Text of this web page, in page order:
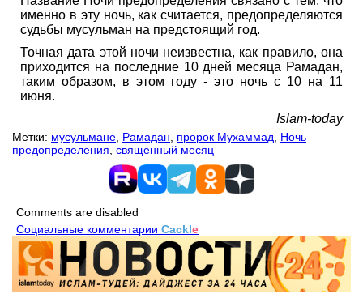
именно в эту ночь, как считается, предопределяются
судьбы мусульман на предстоящий год.
Точная дата этой ночи неизвестна, как правило, она
приходится на последние 10 дней месяца Рамадан,
таким образом, в этом году - это ночь с 10 на 11
июня.
Islam-today
Метки: мусульмане Рамадан пророк Мухаммад
Ночь
предопределения священный месяц
Comments are disabled
Социальные комментарии Cackle